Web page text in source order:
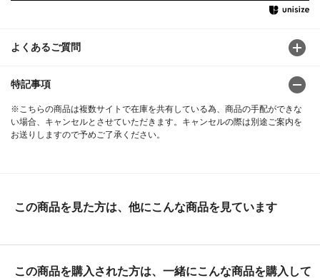
よくあるご質問
特記事項
※こちらの商品は複数サイトで在庫を共有している為、商品の手配ができな
い場合、キャンセルとさせていただきます。キャンセルの際は別途ご案内を
お送りしますので予めご了承ください。
この商品を見た方は、他にこんな商品を見ています
この商品を購入された方は、一緒にこんな商品を購入して